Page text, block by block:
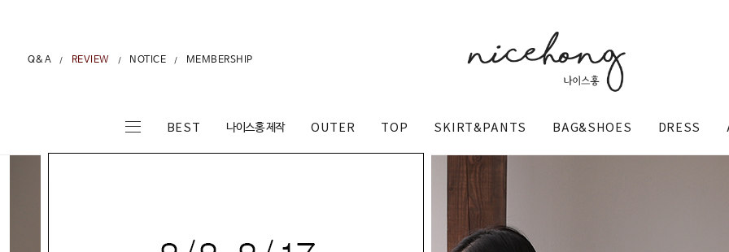
Q&A / REVIEW / NOTICE / MEMBERSHIP
BEST 나이스홍 제작 OUTER TOP SKIRT&PANTS BAG&SHOES DRESS